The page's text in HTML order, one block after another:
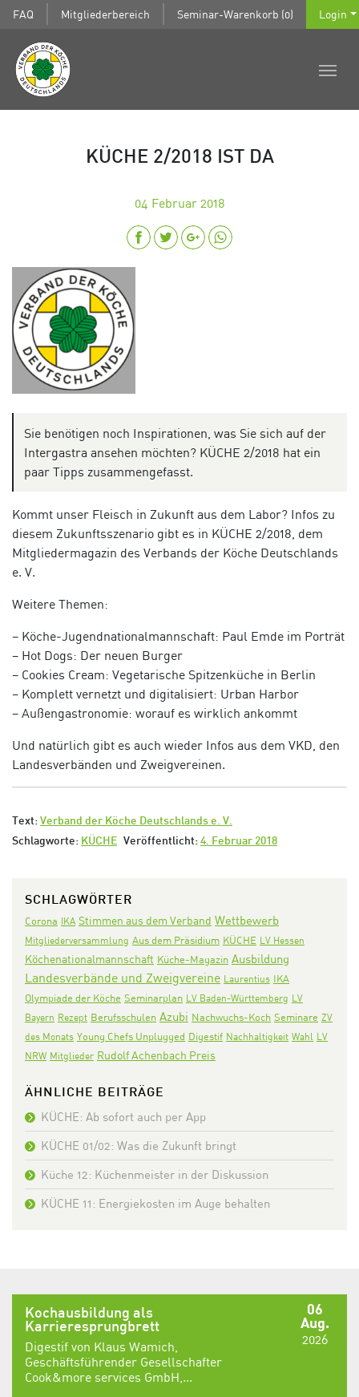
FAQ Mitgliederbereich Seminar-Warenkorb (0) Login
KÜCHE 2/2018 IST DA
04 Februar 2018
Sie benötigen noch Inspirationen, was Sie sich auf der
Intergastra ansehen möchten? KÜCHE 2/2018 hat ein
paar Tipps zusammengefasst.
Kommt unser Fleisch in Zukunft aus dem Labor? Infos zu
diesem Zukunftsszenario gibt es in KÜCHE 2/2018, dem
Mitgliedermagazin des Verbands der Köche Deutschlands
e. V.
Weitere Themen:
– Köche-Jugendnationalmannschaft: Paul Emde im Porträt
– Hot Dogs: Der neuen Burger
– Cookies Cream: Vegetarische Spitzenküche in Berlin
– Komplett vernetzt und digitalisiert: Urban Harbor
– Außengastronomie: worauf es wirklich ankommt
Und natürlich gibt es auch wieder Infos aus dem VKD, den
Landesverbänden und Zweigvereinen.
Text: Verband der Köche Deutschlands e. V.
Schlagworte: KÜCHE Veröffentlicht: 4. Februar 2018
SCHLAGWÖRTER
Corona IKA Stimmen aus dem Verband Wettbewerb
Mitgliederversammlung Aus dem Präsidium KÜCHE LV Hessen
Köchenationalmannschaft Küche-Magazin Ausbildung
Landesverbände und Zweigvereine Laurentius IKA
Olympiade der Köche Seminarplan LV Baden-Württemberg LV
Bayern Rezept Berufsschulen Azubi Nachwuchs-Koch Seminare ZV
des Monats Young Chefs Unplugged Digestif Nachhaltigkeit Wahl LV
NRW Mitglieder Rudolf Achenbach Preis
ÄHNLICHE BEITRÄGE
KÜCHE: Ab sofort auch per App
KÜCHE 01/02: Was die Zukunft bringt
Küche 12: Küchenmeister in der Diskussion
KÜCHE 11: Energiekosten im Auge behalten
06
Aug.
2026
Kochausbildung als
Karrieresprungbrett
Digestif von Klaus Wamich,
Geschäftsführender Gesellschafter
Cook&more services GmbH,...